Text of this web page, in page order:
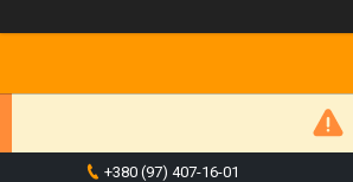
+380 (97) 407-16-01